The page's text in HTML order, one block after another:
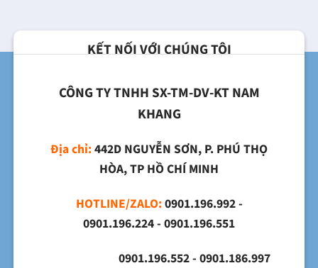
KẾT NỐI VỚI CHÚNG TÔI
CÔNG TY TNHH SX-TM-DV-KT NAM
KHANG
Địa chỉ:442D NGUYỄN SƠN, P. PHÚ THỌ
HÒA, TP HỒ CHÍ MINH
HOTLINE/ZALO:0901.196.992 -
0901.196.224 - 0901.196.551
0901.196.552 - 0901.186.997